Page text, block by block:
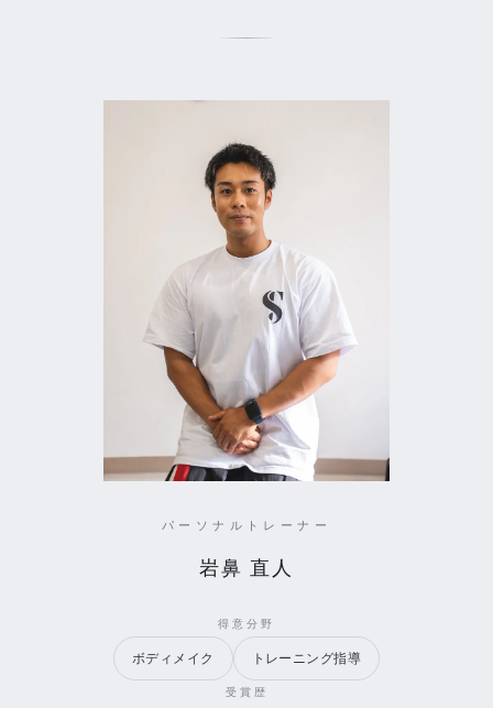
パーソナルトレーナー
岩鼻 直人
得意分野
ボディメイク トレーニング指導
受賞歴